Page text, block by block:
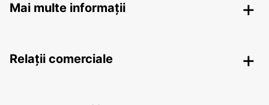
Mai multe informații
Relații comerciale